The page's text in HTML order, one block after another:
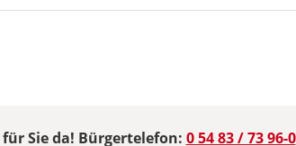
Sie da! Bürgertelefon: 0 54 83 / 73 96-0